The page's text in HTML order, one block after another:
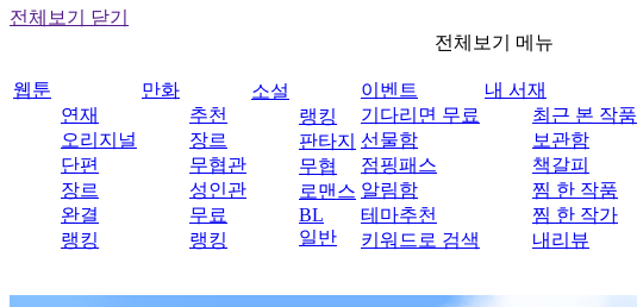
전체보기 닫기
전체보기 메뉴
웹툰
연재
오리지널
단편
장르
완결
랭킹
만화
추천
장르
무협관
성인관
무료
랭킹
소설
랭킹
판타지
무협
로맨스
BL
일반
이벤트
기다리면 무료
선물함
점핑패스
알림함
테마추천
키워드로 검색
내 서재
최근 본 작품
보관함
책갈피
찜 한 작품
찜 한 작가
내리뷰